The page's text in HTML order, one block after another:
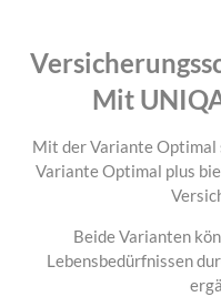
Mit
Mit der Variante Optimal
Variante Optimal plus
Beide Varianten
Lebensbedürfnissen